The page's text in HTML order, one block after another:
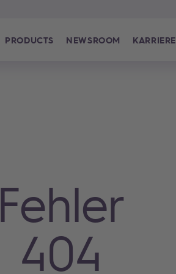
PRODUCTS NEWSROOM KARRIERE
Fehler
404